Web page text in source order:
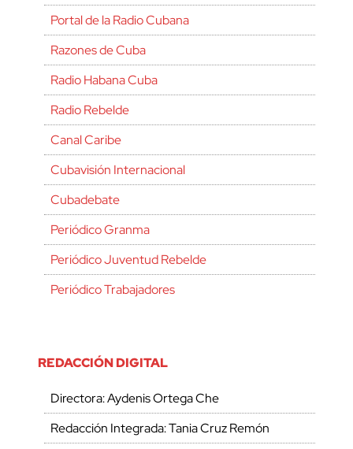
Portal de la Radio Cubana
Razones de Cuba
Radio Habana Cuba
Radio Rebelde
Canal Caribe
Cubavisión Internacional
Cubadebate
Periódico Granma
Periódico Juventud Rebelde
Periódico Trabajadores
REDACCIÓN DIGITAL
Directora: Aydenis Ortega Che
Redacción Integrada: Tania Cruz Remón